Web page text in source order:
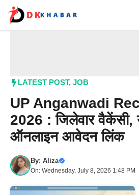
content
LATEST POST, JOB
UP Anganwadi
2026 : जिलेवार वैकेंसी,
ऑनलाइन आवेदन लिंक
By: Aliza
On: Wednesday, July 8, 2026 1:48 PM